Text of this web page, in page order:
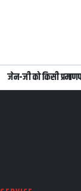
जेन-जी को किसी